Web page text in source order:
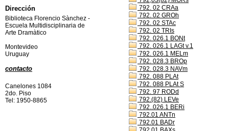
792. 02 CRAa
792. 02 GROh
792. 02 STAc
792. 02 TRIs
792. 026.1 BONt
792. 026.1 LAGt v.1
792. 026.1 MELm
792. 028.3 BROp
792. 028.3 NAVm
792. 088 PLAt
792. 088 PLAt S
792. 97 RODd
792.(82) LEVe
792..026.1 BERi
792.01 ANTn
792.01 BADr
Dirección
Biblioteca Florencio Sànchez -
Escuela Multidisciplinaria de
Arte Dramàtico
Montevideo
Uruguay
contacto
Canelones 1084
2do. Piso
Tel: 1950-8865